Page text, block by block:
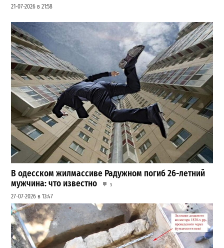
21-07-2026 в 21:58
В одесском жилмассиве Радужном погиб 26-летний
мужчина: что известно
3
27-07-2026 в 13:47
Шезлонги, бунгало и VIP-зоны: сколько придется
заплатить за отдых в Аркадии
3